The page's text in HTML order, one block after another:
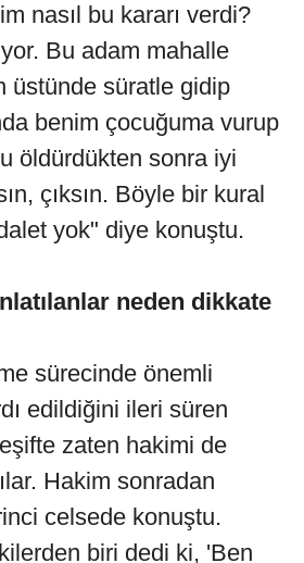
nasıl bu kararı verdi?
Bu adam mahalle
üstünde süratle gidip
benim çocuğuma vurup
öldürdükten sonra iyi
çıksın. Böyle bir kural
yok" diye konuştu.
neden dikkate
sürecinde önemli
edildiğini ileri süren
zaten hakimi de
Hakim sonradan
celsede konuştu.
biri dedi ki, 'Ben